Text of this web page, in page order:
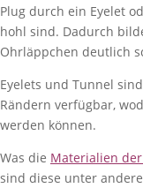
Plug durch ein Eyelet
hohl sind. Dadurch
Ohrläppchen deutlich
Eyelets und Tunnel
Rändern verfügbar,
werden können.
Was die Materialien
sind diese unter